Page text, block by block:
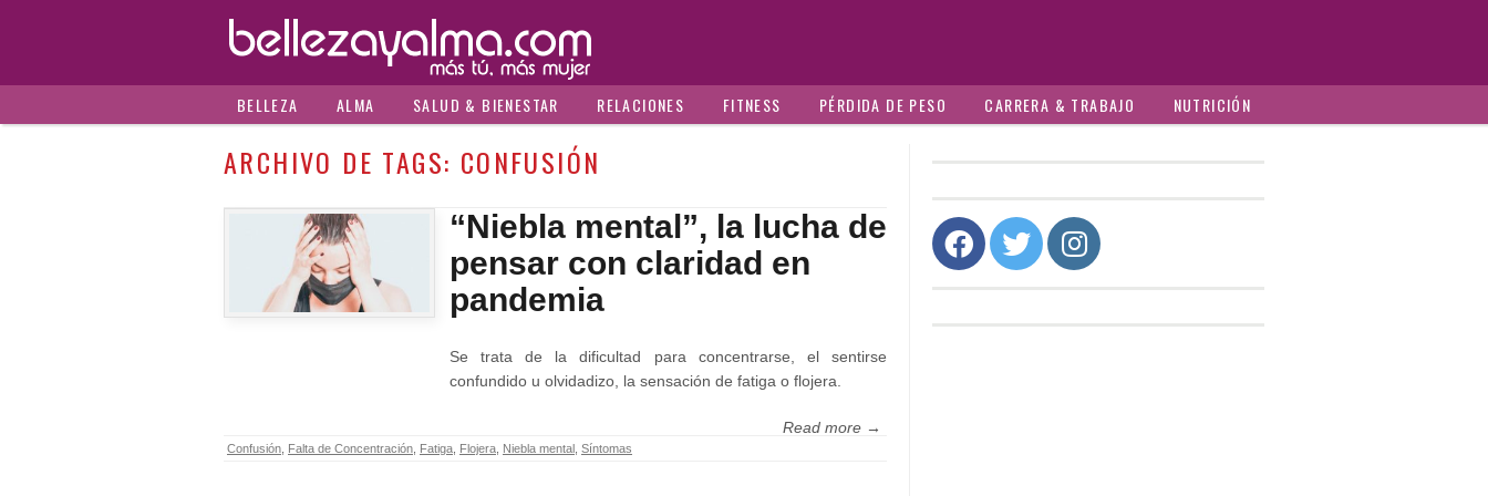
BELLEZA ALMA SALUD & BIENESTAR RELACIONES FITNESS PÉRDIDA DE PESO CARRERA & TRABAJO NUTRICIÓN
ARCHIVO DE TAGS: CONFUSIÓN
“Niebla mental”, la lucha de
pensar con claridad en
pandemia
Se trata de la dificultad para concentrarse, el sentirse
confundido u olvidadizo, la sensación de fatiga o flojera.
Read more →
Confusión Falta de Concentración Fatiga Flojera Niebla mental Síntomas